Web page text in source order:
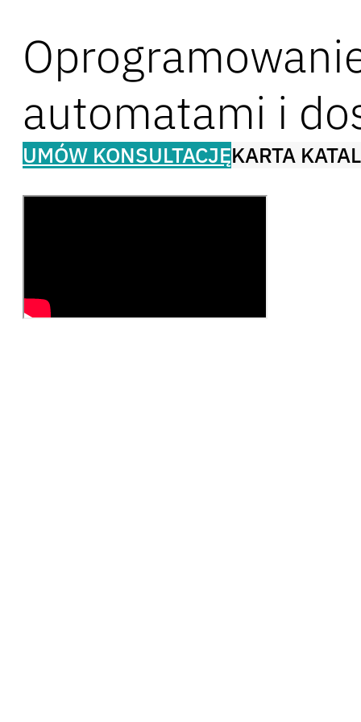
automatami i
UMÓW KONSULTACJĘKARTA